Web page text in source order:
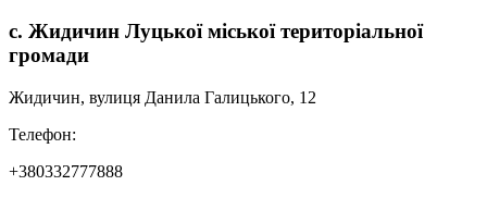
с. Жидичин Луцької міської територіальної
громади
Жидичин, вулиця Данила Галицького, 12
Телефон:
+380332777888